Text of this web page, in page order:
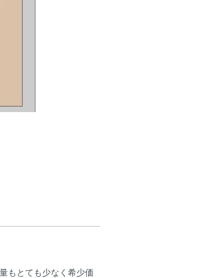
もとても少なく希少価